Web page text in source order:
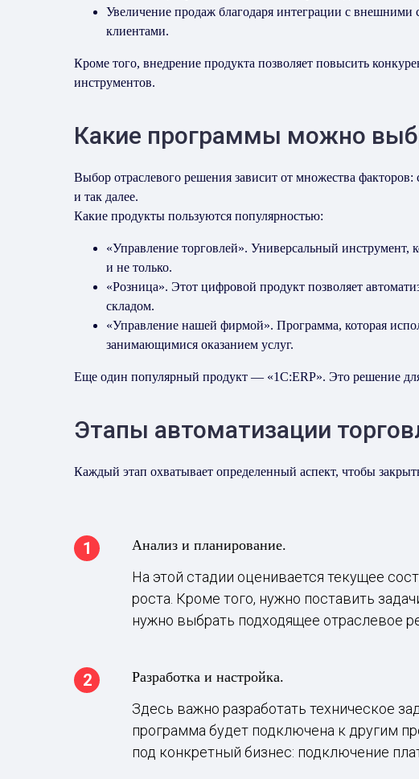
Увеличение продаж благодаря интеграции с
клиентами.
Кроме того, внедрение продукта позволяет повысить
инструментов.
Какие программы можно
Выбор отраслевого решения зависит от множества
и так далее.
Какие продукты пользуются популярностью:
«Управление торговлей». Универсальный инструмент,
и не только.
«Розница». Этот цифровой продукт позволяет
складом.
«Управление нашей фирмой». Программа, которая
занимающимися оказанием услуг.
Еще один популярный продукт — «1С:ERP». Это решение для
Этапы автоматизации
Каждый этап охватывает определенный аспект, чтобы
Анализ и планирование.
На этой стадии оценивается текущее
роста. Кроме того, нужно поставить
нужно выбрать подходящее отраслевое
Разработка и настройка.
Здесь важно разработать техническое
программа будет подключена к другим
под конкретный бизнес: подключение